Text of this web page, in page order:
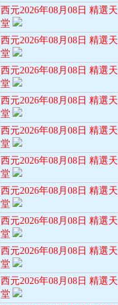
西元2026年08月08日 精選天
堂
西元2026年08月08日 精選天
堂
西元2026年08月08日 精選天
堂
西元2026年08月08日 精選天
堂
西元2026年08月08日 精選天
堂
西元2026年08月08日 精選天
堂
西元2026年08月08日 精選天
堂
西元2026年08月08日 精選天
堂
西元2026年08月08日 精選天
堂
西元2026年08月08日 精選天
堂